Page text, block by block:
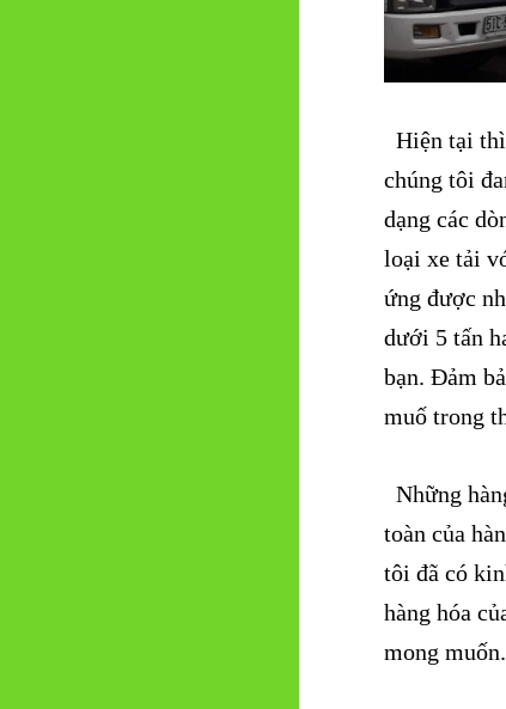
Hiện tại thì
chúng tôi
dạng các
loại xe tải
ứng được
dưới 5 tấn
bạn. Đảm
muố trong
Những
toàn của
tôi đã có
hàng hóa
mong muốn.